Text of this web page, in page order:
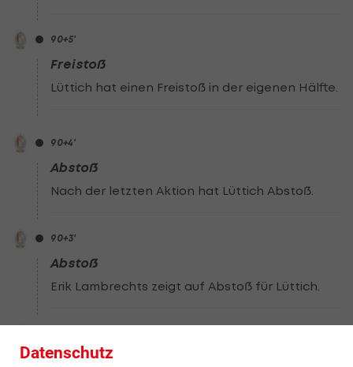
90+5'
Freistoß
Lüttich hat einen Freistoß in der eigenen Hälfte.
90+4'
Abstoß
Nach der letzten Aktion hat Lüttich Abstoß.
90+3'
Abstoß
Erik Lambrechts zeigt auf Abstoß für Lüttich.
Schuss neben das Tor
Datenschutz